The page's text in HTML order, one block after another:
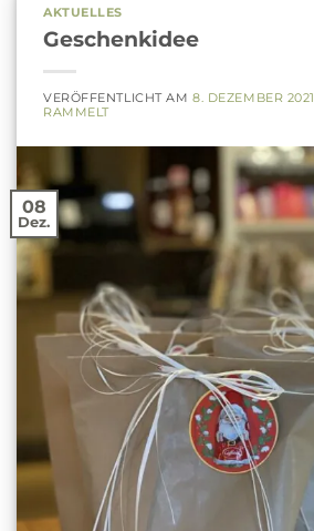
AKTUELLES
Geschenkidee
VERÖFFENTLICHT AM8. DEZEMBER 2021
RAMMELT
08
Dez.